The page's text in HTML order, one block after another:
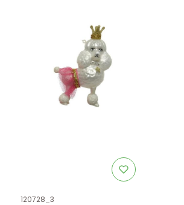
Kod produktu
120728_3